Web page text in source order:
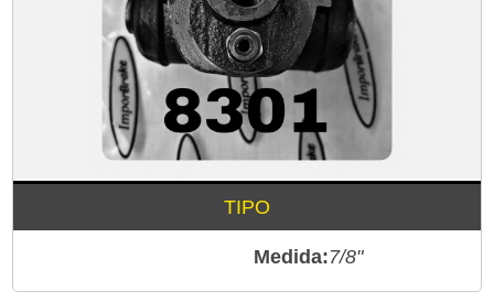
TIPO
Medida:7/8"